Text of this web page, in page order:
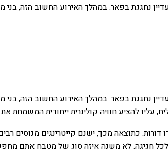
נחגגת בפאר. במהלך האירוע החשוב
נחגגת בפאר. במהלך האירוע החשוב
עליו להציע חוויה קולינרית ייחודית המשמחת
כתוצאה מכך, ישנם קייטרינגים מנוסים
חגיגה. לא משנה איזה סוג של מטבח אתם